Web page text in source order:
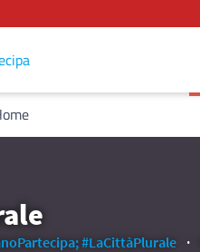
#LaCittàPlurale